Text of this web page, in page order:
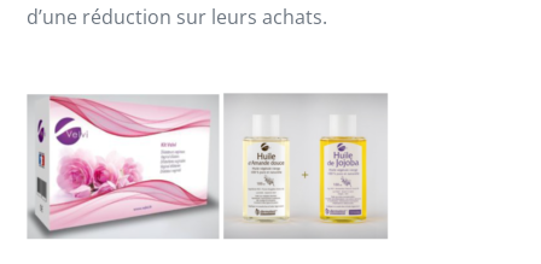
d’une réduction sur leurs achats.